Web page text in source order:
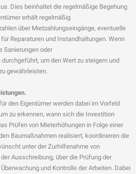
Dies beinhaltet die regelmäßige Begehung
erhält regelmäßig
über Mietzahlungseingänge, eventuelle
Reparaturen und Instandhaltungen. Wenn
Sanierungen oder
um den Wert zu steigern und
gewährleisten.
den Eigentümer werden dabei im Vorfeld
zu erkennen, wann sich die Investition
Prüfen von Mieterhöhungen in Folge einer
Baumaßnahmen realisiert, koordinieren die
unter der Zurhilfenahme von
Ausschreibung, über die Prüfung der
und Kontrolle der Arbeiten. Dabei